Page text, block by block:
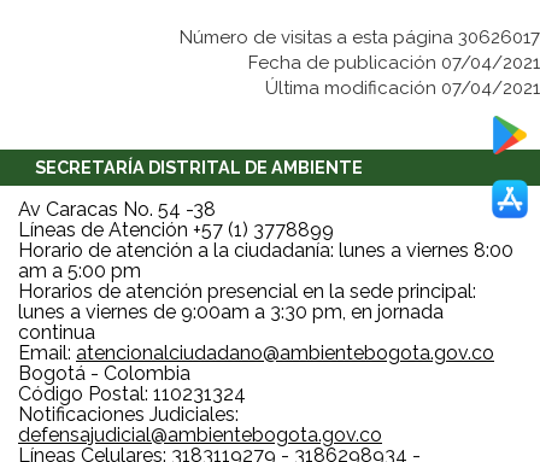
Número de visitas a esta página 30626017
Fecha de publicación 07/04/2021
Última modificación 07/04/2021
SECRETARÍA DISTRITAL DE AMBIENTE
Av Caracas No. 54 -38
Líneas de Atención +57 (1) 3778899
Horario de atención a la ciudadanía: lunes a viernes 8:00
am a 5:00 pm
Horarios de atención presencial en la sede principal:
lunes a viernes de 9:00am a 3:30 pm, en jornada
continua
Email: atencionalciudadano@ambientebogota.gov.co
Bogotá - Colombia
Código Postal: 110231324
Notificaciones Judiciales:
defensajudicial@ambientebogota.gov.co
Líneas Celulares: 3183119279 - 3186298934 -